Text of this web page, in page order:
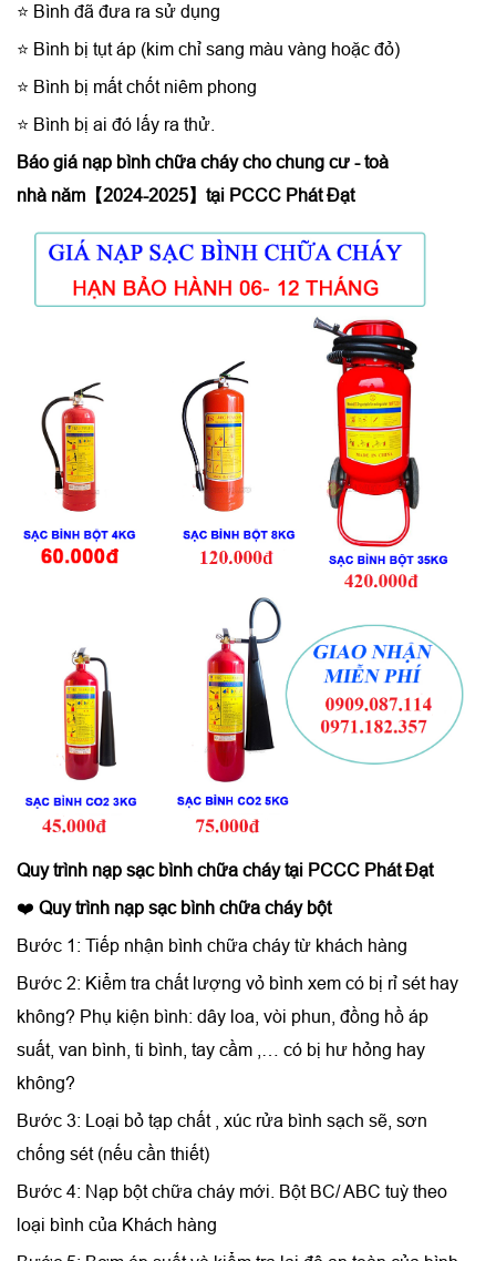
⭐ Bình đã đưa ra sử dụng
⭐ Bình bị tụt áp (kim chỉ sang màu vàng hoặc đỏ)
⭐ Bình bị mất chốt niêm phong
⭐ Bình bị ai đó lấy ra thử.
Báo giá nạp bình chữa cháy cho chung cư - toà
nhà năm【2024-2025】tại PCCC Phát Đạt
Quy trình nạp sạc bình chữa cháytại PCCC Phát Đạt
❤️ Quy trình nạp sạc bình chữa cháy bột
Bước 1: Tiếp nhận bình chữa cháy từ khách hàng
Bước 2: Kiểm tra chất lượng vỏ bình xem có bị rỉ sét hay
không? Phụ kiện bình: dây loa, vòi phun, đồng hồ áp
suất, van bình, ti bình, tay cầm ,… có bị hư hỏng hay
không?
Bước 3: Loại bỏ tạp chất , xúc rửa bình sạch sẽ, sơn
chống sét (nếu cần thiết)
Bước 4: Nạp bột chữa cháy mới. Bột BC/ ABC tuỳ theo
loại bình của Khách hàng